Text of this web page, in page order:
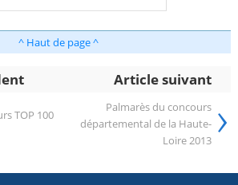
^ Haut de page ^
Article suivant
TOP 100
Palmarès du concours
départemental de la Haute-
Loire 2013 ›